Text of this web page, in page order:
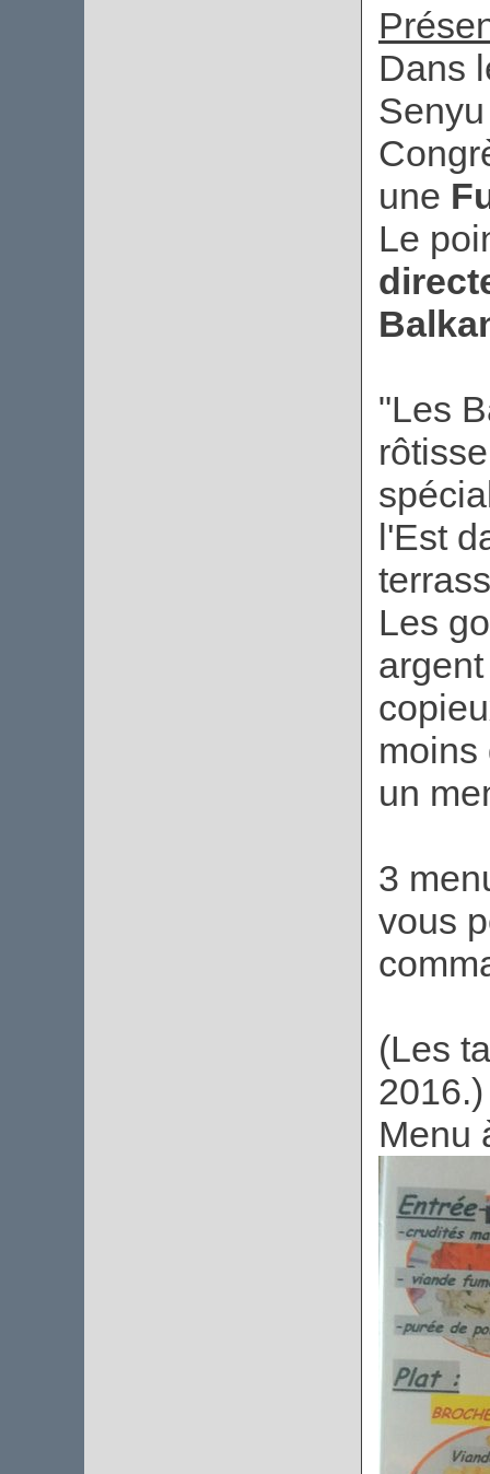
Dans
une
Le
"Les
l'Est
Les
moins
un
3
vous
(Les
2016.)
Menu